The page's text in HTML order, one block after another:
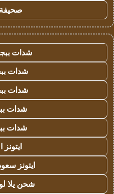
صحيفة
شدات
شدات
شدات
شدات
شدات
ايتونز
شحن يلا